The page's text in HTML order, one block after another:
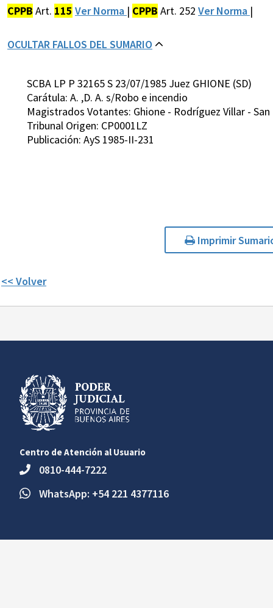
CPPB Art. 115 Ver Norma | CPPB Art. 252 Ver Norma |
OCULTAR FALLOS DEL SUMARIO
SCBA LP P 32165 S 23/07/1985 Juez GHIONE (SD)
Carátula: A. ,D. A. s/Robo e incendio
Magistrados Votantes: Ghione - Rodríguez Villar -
Tribunal Origen: CP0001LZ
Publicación: AyS 1985-II-231
Imprimir
<< Volver
Centro de Atención al Usuario
0810-444-7222
WhatsApp: +54 221 4377116